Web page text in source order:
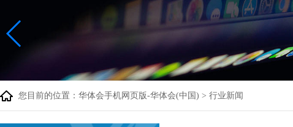
您目前的位置： 华体会手机网页版-华体会(中国) > 行业新闻